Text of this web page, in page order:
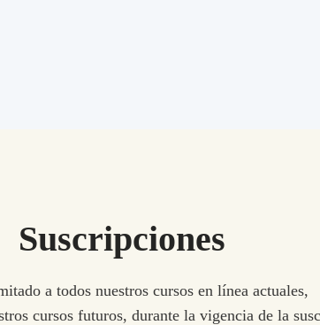
Suscripciones
a todos nuestros cursos en línea actuales,
cursos futuros, durante la vigencia de la